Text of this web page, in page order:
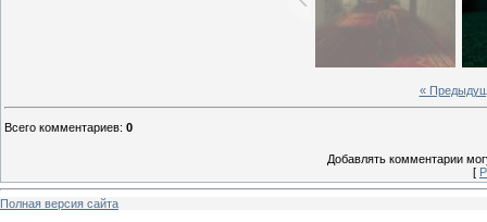
«
Всего комментариев: 0
Добавлять комментарии
[
Полная версия сайта